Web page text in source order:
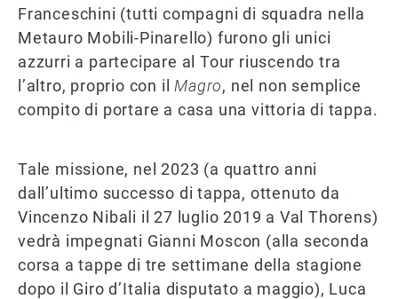
Franceschini (tutti compagni di squadra nella
Metauro Mobili-Pinarello) furono gli unici
azzurri a partecipare al Tour riuscendo tra
l’altro, proprio con il Magro, nel non semplice
compito di portare a casa una vittoria di tappa.
Tale missione, nel 2023 (a quattro anni
dall’ultimo successo di tappa, ottenuto da
Vincenzo Nibali il 27 luglio 2019 a Val Thorens)
vedrà impegnati Gianni Moscon (alla seconda
corsa a tappe di tre settimane della stagione
dopo il Giro d’Italia disputato a maggio), Luca